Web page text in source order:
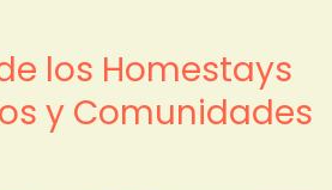
los Homestays
y Comunidades